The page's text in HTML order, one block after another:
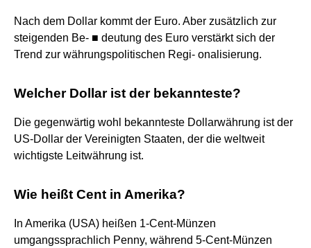
Nach dem Dollar kommt der Euro. Aber zusätzlich zur
steigenden Be- ■ deutung des Euro verstärkt sich der
Trend zur währungspolitischen Regi- onalisierung.
Welcher Dollar ist der bekannteste?
Die gegenwärtig wohl bekannteste Dollarwährung ist der
US-Dollar der Vereinigten Staaten, der die weltweit
wichtigste Leitwährung ist.
Wie heißt Cent in Amerika?
In Amerika (USA) heißen 1-Cent-Münzen
umgangssprachlich Penny, während 5-Cent-Münzen